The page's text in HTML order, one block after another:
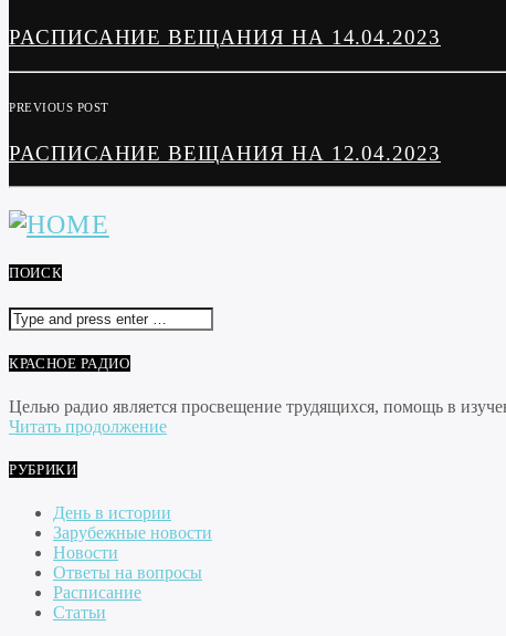
РАСПИСАНИЕ ВЕЩАНИЯ НА 14.04.2023
PREVIOUS POST
РАСПИСАНИЕ ВЕЩАНИЯ НА 12.04.2023
ПОИСК
КРАСНОЕ РАДИО
Целью радио является просвещение трудящихся, помощь в
Читать продолжение
РУБРИКИ
День в истории
Зарубежные новости
Новости
Ответы на вопросы
Расписание
Статьи